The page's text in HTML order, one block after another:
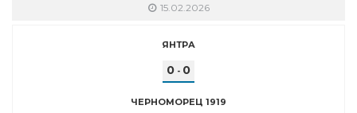
15.02.2026
ЯНТРА
0 - 0
ЧЕРНОМОРЕЦ 1919